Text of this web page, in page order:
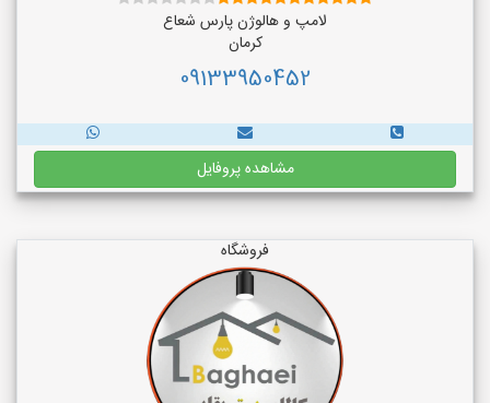
لامپ و هالوژن پارس شعاع
کرمان
09133950452
مشاهده پروفایل
فروشگاه